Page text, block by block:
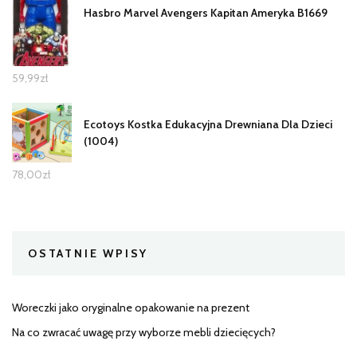
Hasbro Marvel Avengers Kapitan Ameryka B1669
59,99zł
Ecotoys Kostka Edukacyjna Drewniana Dla Dzieci
(1004)
78,00zł
OSTATNIE WPISY
Woreczki jako oryginalne opakowanie na prezent
Na co zwracać uwagę przy wyborze mebli dziecięcych?